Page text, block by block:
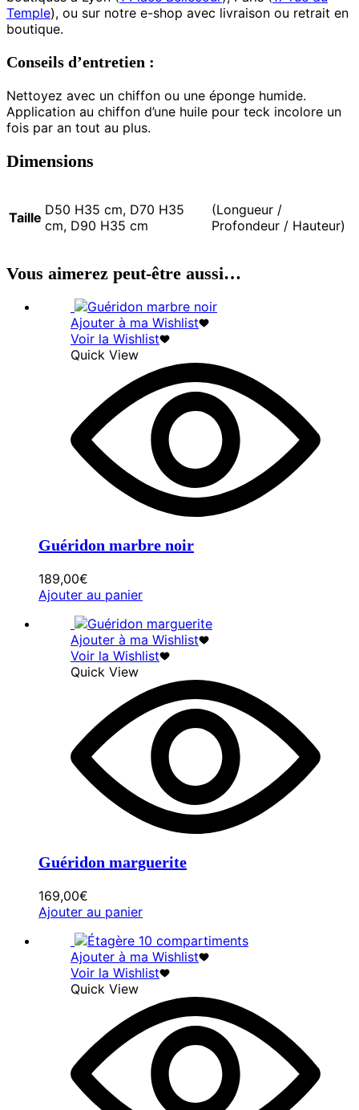
Temple), ou sur notre e-shop avec livraison ou retrait en
boutique.
Conseils d’entretien :
Nettoyez avec un chiffon ou une éponge humide.
Application au chiffon d’une huile pour teck incolore un
fois par an tout au plus.
Dimensions
Taille D50 H35 cm, D70 H35
cm, D90 H35 cm
(Longueur /
Profondeur / Hauteur)
Vous aimerez peut-être aussi…
Ajouter à ma Wishlist
Voir la Wishlist
Quick View
Guéridon marbre noir
189,00€
Ajouter au panier
Ajouter à ma Wishlist
Voir la Wishlist
Quick View
Guéridon marguerite
169,00€
Ajouter au panier
Ajouter à ma Wishlist
Voir la Wishlist
Quick View